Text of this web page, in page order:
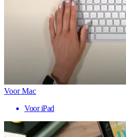
Voor Mac
Voor iPad